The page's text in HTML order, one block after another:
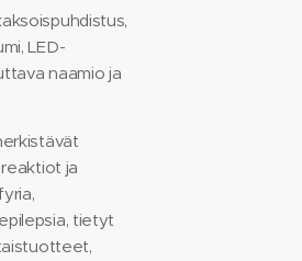
LED-
naamio ja
ja
tietyt